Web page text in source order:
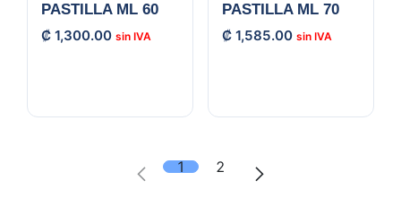
PASTILLA ML 60
₡ 1,300.00
PASTILLA ML 70
₡ 1,585.00
1 2